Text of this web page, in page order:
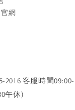
網
2016 客服時間
午休)